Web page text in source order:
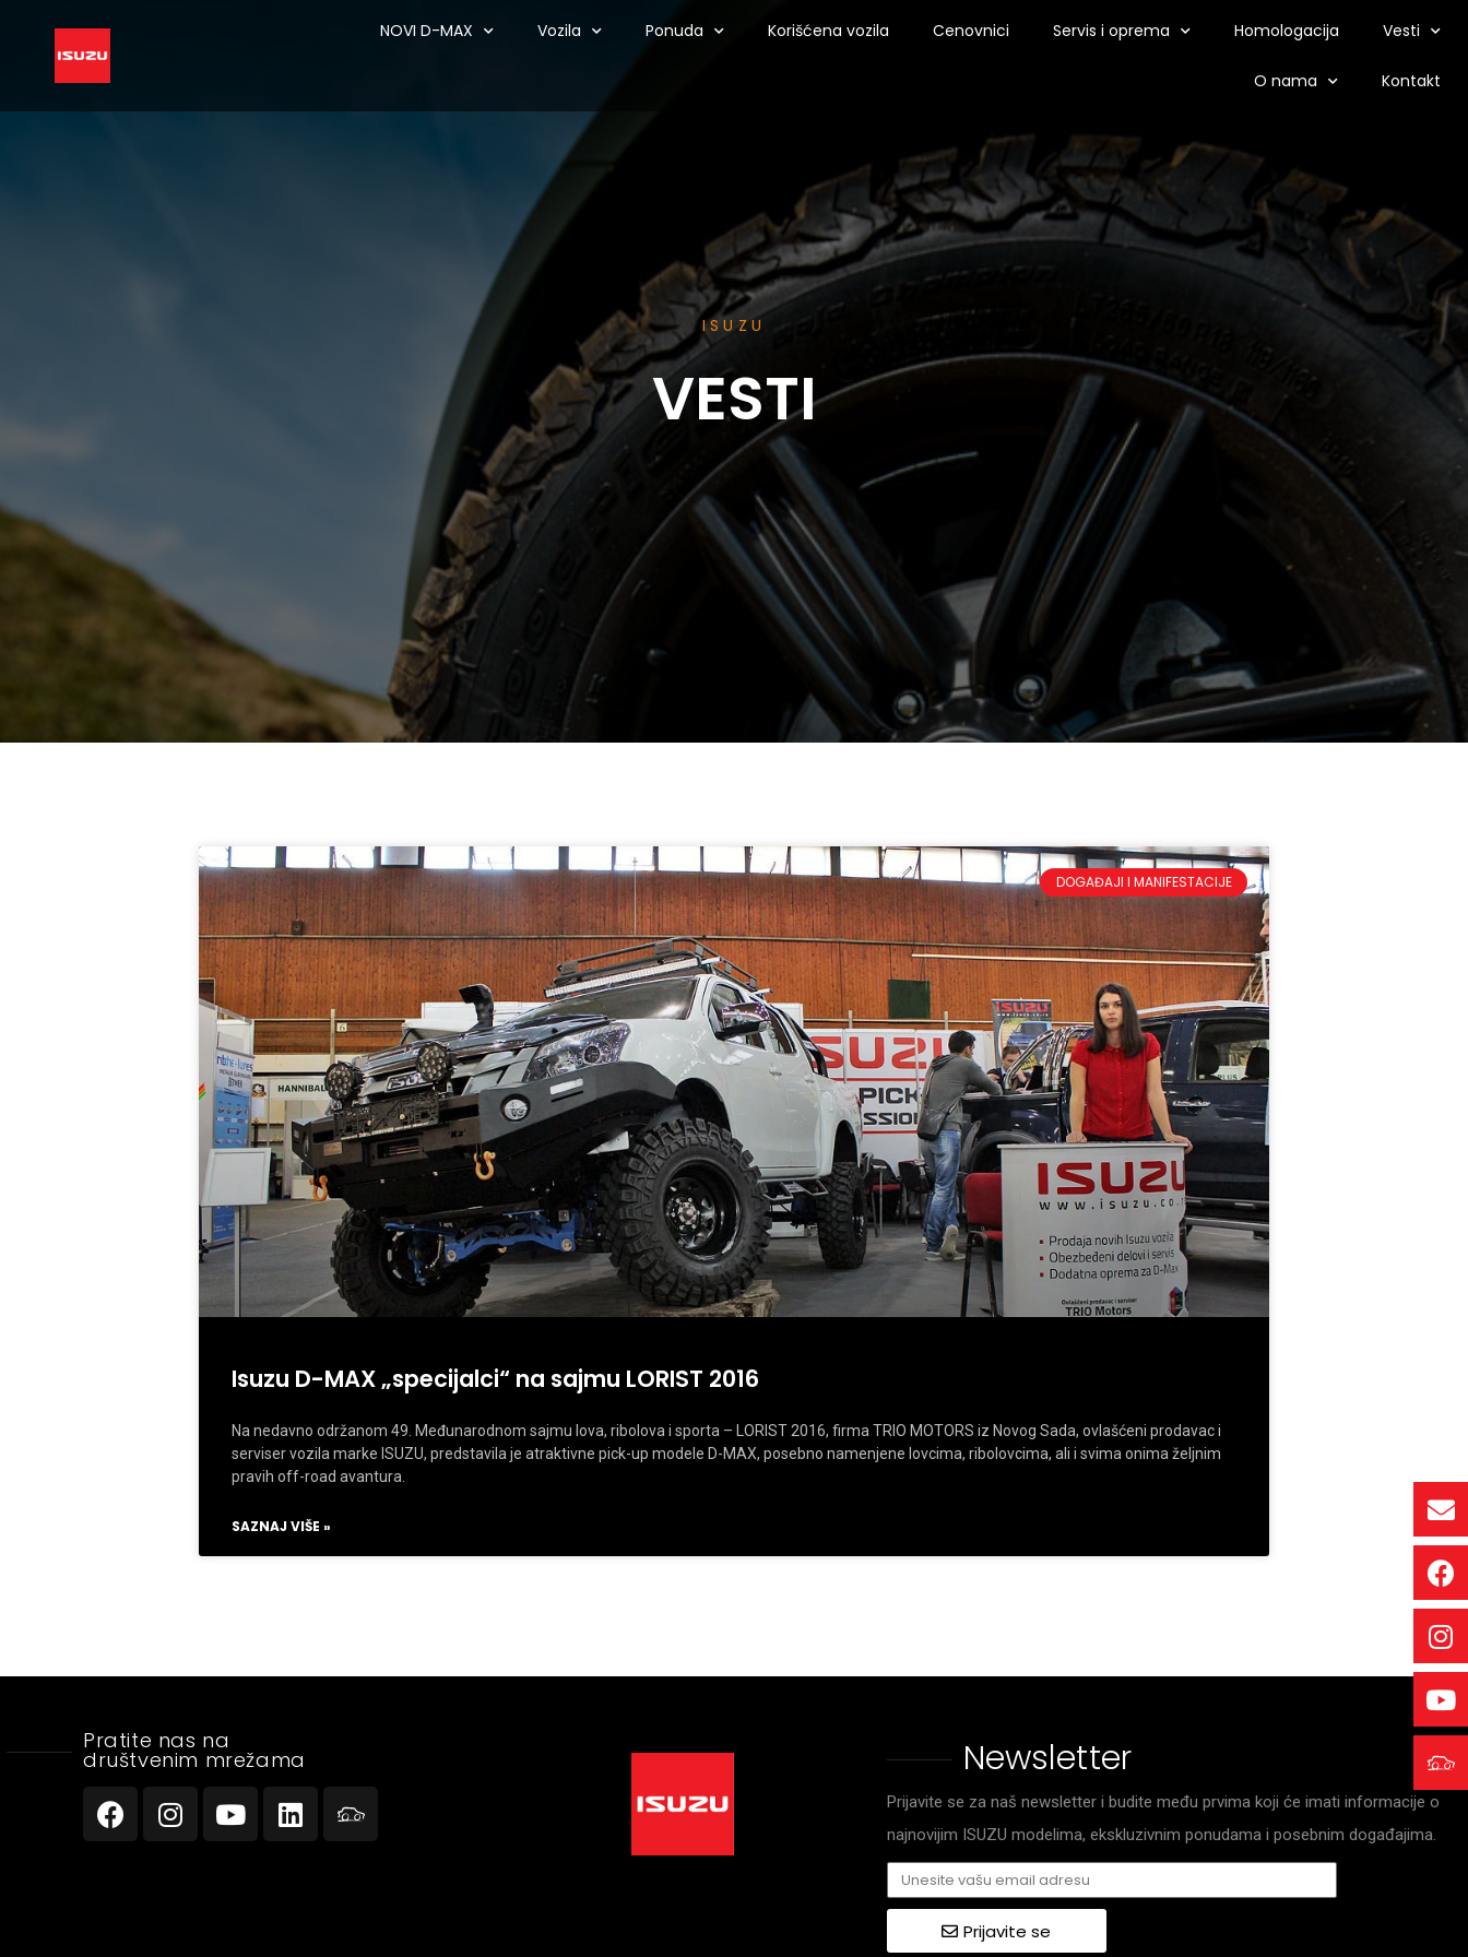
NOVI D-MAX Vozila Ponuda Korišćena vozila Cenovnici Servis i oprema Homologacija Vesti
O nama Kontakt
ISUZU
VESTI
DOGAĐAJI I MANIFESTACIJE
Isuzu D-MAX „specijalci“ na sajmu LORIST 2016
Na nedavno održanom 49. Međunarodnom sajmu lova, ribolova i sporta – LORIST 2016, firma TRIO MOTORS iz Novog Sada, ovlašćeni prodavac i
serviser vozila marke ISUZU, predstavila je atraktivne pick-up modele D-MAX, posebno namenjene lovcima, ribolovcima, ali i svima onima željnim
pravih off-road avantura.
SAZNAJ VIŠE »
Pratite nas na
društvenim mrežama Newsletter
Prijavite se za naš newsletter i budite među prvima koji će imati informacije o
najnovijim ISUZU modelima, ekskluzivnim ponudama i posebnim događajima.
Prijavite se